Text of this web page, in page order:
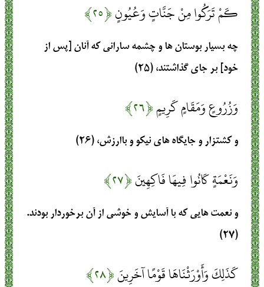
كَمْ تَرَكُوا مِنْ جَنَّاتٍ وَعُيُونٍ﴿۲۵﴾
چه بسیار بوستان ها و چشمه سارانی که آنان [پس از
خود] بر جای گذاشتند، (۲۵)
وَزُرُوعٍ وَمَقَامٍ كَرِيمٍ﴿۲۶﴾
و کشتزار و جایگاه های نیکو و باارزش، (۲۶)
وَنَعْمَةٍ كَانُوا فِيهَا فَاكِهِينَ﴿۲۷﴾
و نعمت هایی که با آسایش و خوشی از آن برخوردار بودند.
(۲۷)
كَذَلِكَ وَأَوْرَثْنَاهَا قَوْمًا آخَرِينَ﴿۲۸﴾